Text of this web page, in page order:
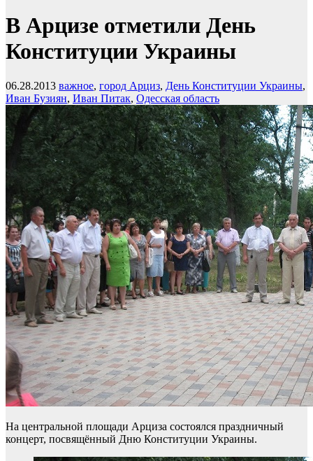
В Арцизе отметили День
Конституции Украины
06.28.2013 важное, город Арциз, День Конституции Украины,
Иван Бузиян, Иван Питак, Одесская область
На центральной площади Арциза состоялся праздничный
концерт, посвящённый Дню Конституции Украины.